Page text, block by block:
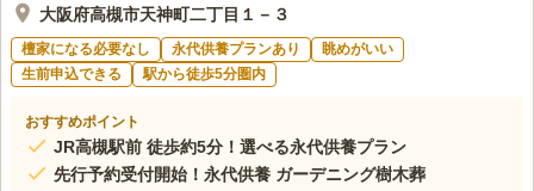
大阪府高槻市天神町二丁目１－３
檀家になる必要なし 永代供養プランあり
眺めがいい
生前申込できる
駅から徒歩5分圏内
おすすめポイント
JR高槻駅前 徒歩約5分！選べる永代供養プラン
先行予約受付開始！永代供養 ガーデニング樹木葬